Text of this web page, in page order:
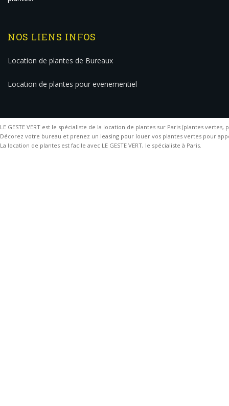
NOS LIENS INFOS
Location de plantes de Bureaux
Location de plantes pour evenementiel
LE GESTE VERT est le spécialiste de la location de plantes sur Paris (plantes vertes,
Décorez votre bureau et prenez un leasing pour louer vos plantes vertes pour
La location de plantes est facile avec LE GESTE VERT, le spécialiste à Paris.